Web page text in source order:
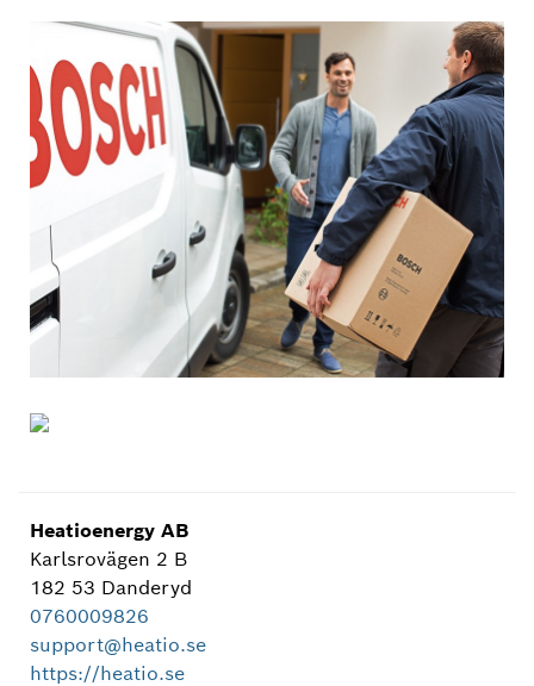
Heatioenergy AB
Karlsrovägen 2 B
182 53 Danderyd
0760009826
support@heatio.se
https://heatio.se